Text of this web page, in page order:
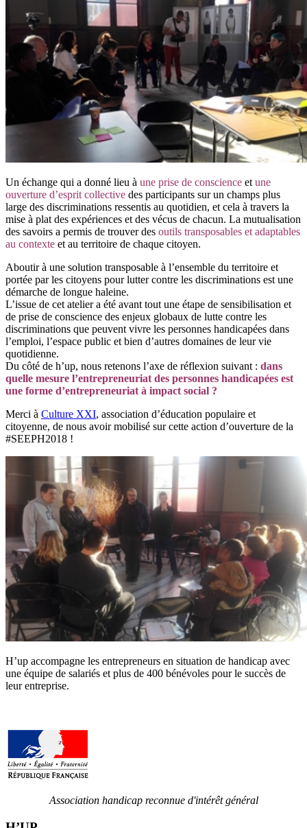
Un échange qui a donné lieu à une prise de conscience et une
ouverture d’esprit collective des participants sur un champs plus
large des discriminations ressentis au quotidien, et cela à travers la
mise à plat des expériences et des vécus de chacun. La mutualisation
des savoirs a permis de trouver des outils transposables et adaptables
au contexte et au territoire de chaque citoyen.
Aboutir à une solution transposable à l’ensemble du territoire et
portée par les citoyens pour lutter contre les discriminations est une
démarche de longue haleine.
L’issue de cet atelier a été avant tout une étape de sensibilisation et
de prise de conscience des enjeux globaux de lutte contre les
discriminations que peuvent vivre les personnes handicapées dans
l’emploi, l’espace public et bien d’autres domaines de leur vie
quotidienne.
Du côté de h’up, nous retenons l’axe de réflexion suivant : dans
quelle mesure l’entrepreneuriat des personnes handicapées est
une forme d’entrepreneuriat à impact social ?
Merci à Culture XXI, association d’éducation populaire et
citoyenne, de nous avoir mobilisé sur cette action d’ouverture de la
#SEEPH2018 !
H’up accompagne​​ les entrepreneurs en situation de handicap avec
une équipe de salariés et plus de 400 bénévoles pour le succès de
leur entreprise.
Association handicap reconnue d'intérêt général